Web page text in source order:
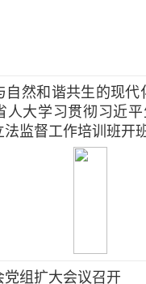
自然和谐共生的现代
人大学习贯彻习近
法监督工作培训班开
组扩大会议召开